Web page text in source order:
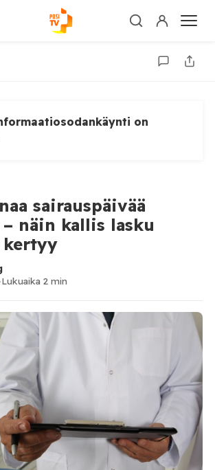
on
sairauspäivää
näin kallis lasku
kertyy
·Lukuaika 2 min